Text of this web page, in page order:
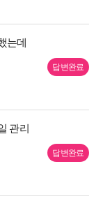
답변완료
는데
답변완료
관리